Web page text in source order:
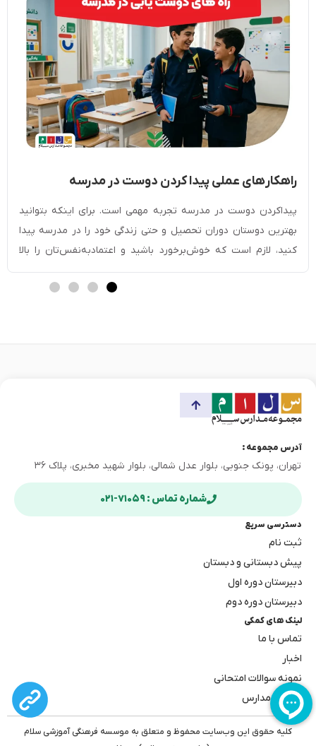
راهکار‎های عملی پیدا کردن دوست در مدرسه
[مخصوص دانش آموزان]
پیداکردن دوست در مدرسه تجربه مهمی است. برای اینکه بتوانید
بهترین دوستان دوران تحصیل و حتی زندگی خود را در مدرسه پیدا
کنید، لازم است که خوش‌برخورد باشید و اعتمادبه‌نفس‌تان را بالا
ببرید. با صحبت‌کردن با دیگران، لبخند‌زدن و داشتن چهره‌ای گشاده
می‌توانید به‌راحتی دوست پیدا کنید. شرکت در فعالیت‌های گروهی یا
آدرس مجموعه :
تهران، پونک جنوبی، بلوار عدل شمالی، بلوار شهید مخبری، پلاک ۳۶
شماره تماس : ۷۱۰۵۹-۰۲۱
دسترسی سریع
ثبت نام
پیش دبستانی و دبستان
دبیرستان دوره اول
دبیرستان دوره دوم
لینک های کمکی
تماس با ما
اخبار
نمونه سوالات امتحانی
بهترین مدارس
کلیه حقوق این وب‌سایت محفوظ و متعلق به موسسه فرهنگی آموزشی سلام